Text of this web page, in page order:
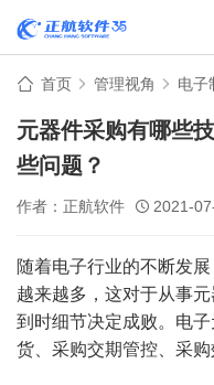
首页 管理视角 电子
元器件采购有哪些
些问题？
作者：正航软件 2021-
随着电子行业的不断发
越来越多，这对于从事
到时细节决定成败。电
货、采购交期管控、采购